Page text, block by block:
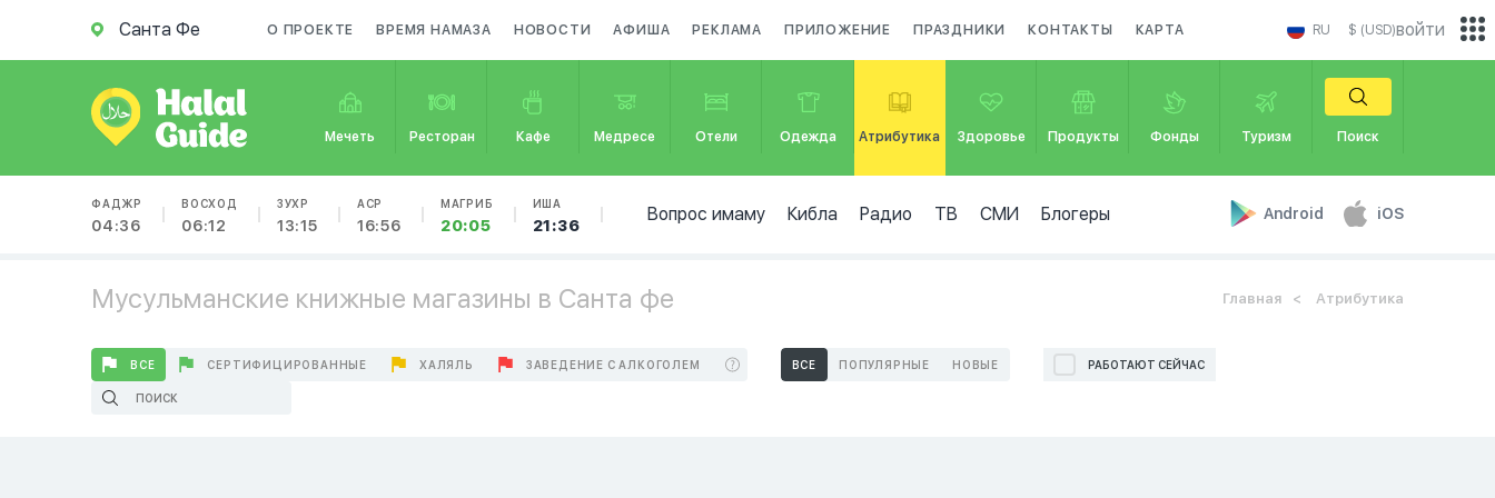
Санта Фе О ПРОЕКТЕ ВРЕМЯ НАМАЗА НОВОСТИ АФИША РЕКЛАМА ПРИЛОЖЕНИЕ ПРАЗДНИКИ КОНТАКТЫ КАРТА RU $ (USD)
Мечеть Ресторан Кафе Медресе Отели Одежда Атрибутика Здоровье Продукты Фонды Туризм Поиск
ФАДЖР
04:36
ВОСХОД
06:12
ЗУХР
13:15
АСР
16:56
МАГРИБ
20:05
ИША
21:36
Вопрос имаму Кибла Радио ТВ СМИ Блогеры Android iOS
войти
Мусульманские книжные магазины в Санта фе Главная Атрибутика
ВСЕ СЕРТИФИЦИРОВАННЫЕ ХАЛЯЛЬ ЗАВЕДЕНИЕ С АЛКОГОЛЕМ ВСЕ ПОПУЛЯРНЫЕ НОВЫЕ РАБОТАЮТ СЕЙЧАС